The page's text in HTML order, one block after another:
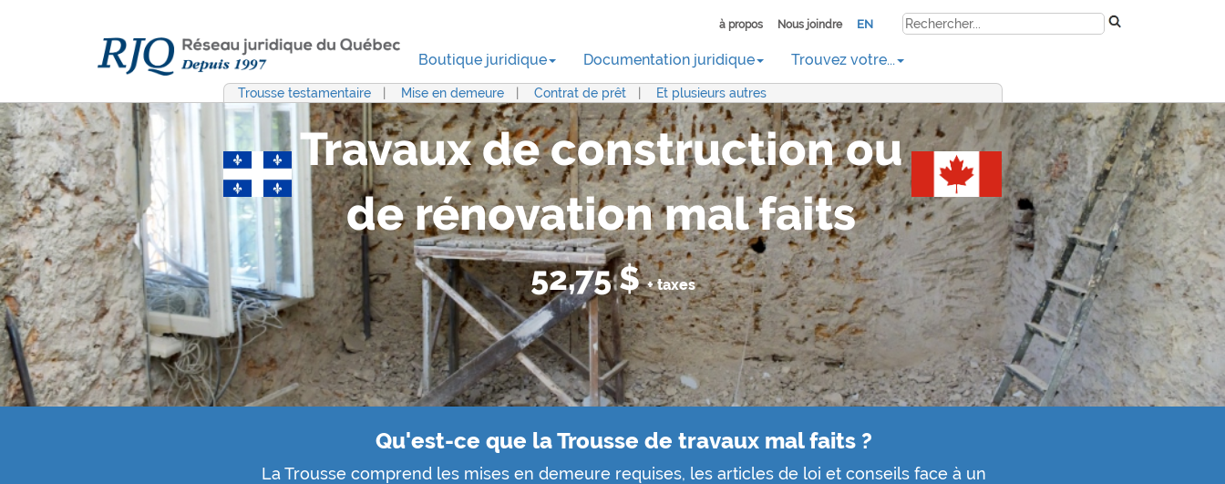
à propos Nous joindre EN
Boutique juridique Documentation juridique Trouvez votre...
Trousse testamentaire Mise en demeure Contrat de prêt Et plusieurs autres
Travaux de construction ou
de rénovation mal faits
52,75 $+ taxes
Qu'est-ce que la Trousse de travaux mal faits ?
La Trousse comprend les mises en demeure requises, les articles de loi et conseils face à un